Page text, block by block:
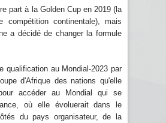
part à la Golden Cup en 2019 (la
compétition continentale), mais
a décidé de changer la formule
qualification au Mondial-2023 par
d'Afrique des nations qu'elle
accéder au Mondial qui se
où elle évoluerait dans le
du pays organisateur, de la